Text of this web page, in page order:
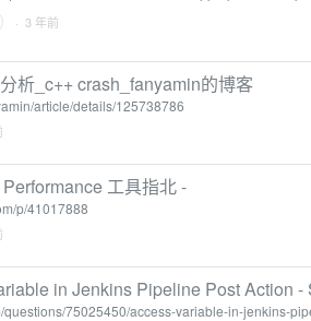
· 3 年前
析_c++ crash_fanyamin的博客
article/details/125738786
工具指北 -
p/41017888
in Jenkins Pipeline Post Action -
questions/75025450/access-variable-in-jenkins-